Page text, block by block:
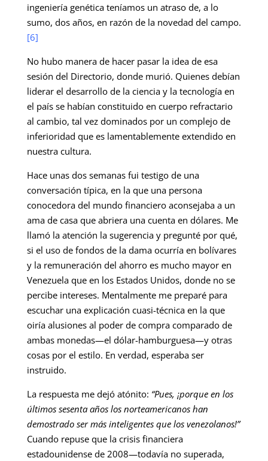
ingeniería genética teníamos un atraso de, a lo
sumo, dos años, en razón de la novedad del campo.
[6]
No hubo manera de hacer pasar la idea de esa
sesión del Directorio, donde murió. Quienes debían
liderar el desarrollo de la ciencia y la tecnología en
el país se habían constituido en cuerpo refractario
al cambio, tal vez dominados por un complejo de
inferioridad que es lamentablemente extendido en
nuestra cultura.
Hace unas dos semanas fui testigo de una
conversación típica, en la que una persona
conocedora del mundo financiero aconsejaba a un
ama de casa que abriera una cuenta en dólares. Me
llamó la atención la sugerencia y pregunté por qué,
si el uso de fondos de la dama ocurría en bolívares
y la remuneración del ahorro es mucho mayor en
Venezuela que en los Estados Unidos, donde no se
percibe intereses. Mentalmente me preparé para
escuchar una explicación cuasi-técnica en la que
oiría alusiones al poder de compra comparado de
ambas monedas—el dólar-hamburguesa—y otras
cosas por el estilo. En verdad, esperaba ser
instruido.
La respuesta me dejó atónito: “Pues, ¡porque en los
últimos sesenta años los norteamericanos han
demostrado ser más inteligentes que los venezolanos!”
Cuando repuse que la crisis financiera
estadounidense de 2008—todavía no superada,